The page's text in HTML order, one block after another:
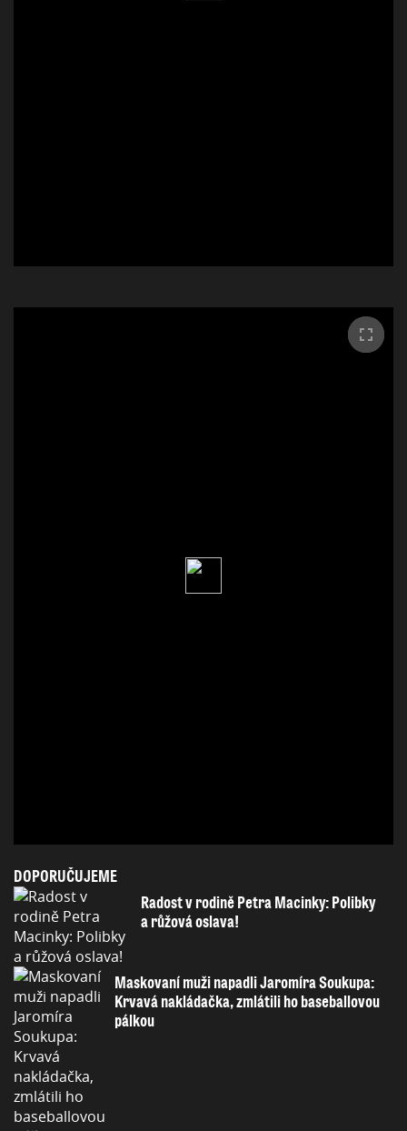
DOPORUČUJEME
Radost v rodině Petra Macinky: Polibky
a růžová oslava!
Maskovaní muži napadli Jaromíra Soukupa:
Krvavá nakládačka, zmlátili ho baseballovou
pálkou